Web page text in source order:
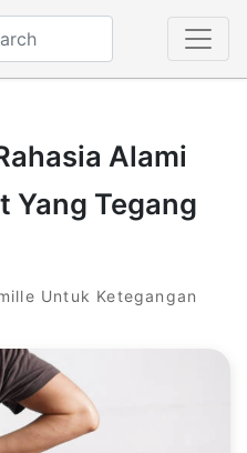
Alami
Yang Tegang
Untuk Ketegangan